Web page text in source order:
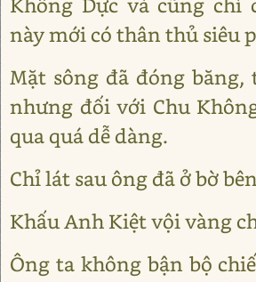
này mới có thân thủ siêu
Mặt sông đã đóng
nhưng đối với Chu
qua quá dễ dàng.
Chỉ lát sau ông đã ở bờ
Khấu Anh Kiệt vội vàng
Ông ta không bận bộ